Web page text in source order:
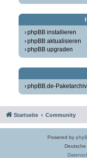
phpBB installieren
phpBB aktualisieren
phpBB upgraden
phpBB.de-Paketarchiv
Startseite Community
Powered by